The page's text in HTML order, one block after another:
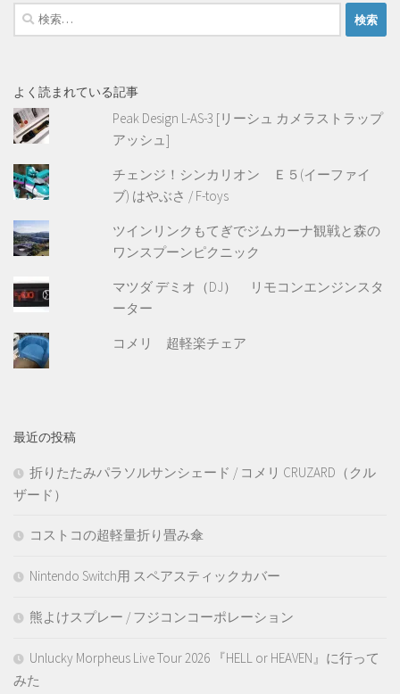
検
索:
よく読まれている記事
Peak Design L-AS-3 [リーシュ カメラストラップ
アッシュ]
チェンジ！シンカリオン Ｅ５(イーファイ
ブ) はやぶさ / F-toys
ツインリンクもてぎでジムカーナ観戦と森の
ワンスプーンピクニック
マツダ デミオ（DJ） リモコンエンジンスタ
ーター
コメリ 超軽楽チェア
最近の投稿
折りたたみパラソルサンシェード / コメリ CRUZARD（クル
ザード）
コストコの超軽量折り畳み傘
Nintendo Switch用 スペアスティックカバー
熊よけスプレー / フジコンコーポレーション
Unlucky Morpheus Live Tour 2026 『HELL or HEAVEN』に行って
みた